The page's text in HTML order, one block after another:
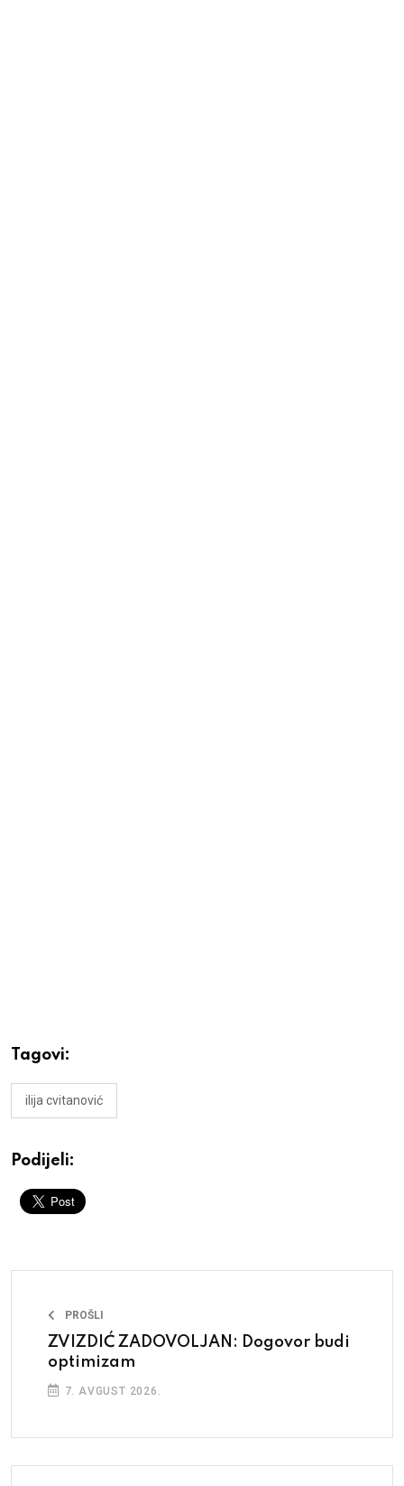
Tagovi:
ilija cvitanović
Podijeli:
PROŠLI
ZVIZDIĆ ZADOVOLJAN: Dogovor budi
optimizam
7. AVGUST 2026.